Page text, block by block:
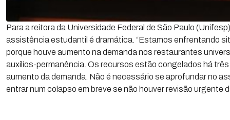
Para a reitora da Universidade Federal de São Paulo
assistência estudantil é dramática. “Estamos enfrentando
porque houve aumento na demanda nos restaurantes
auxílios-permanência. Os recursos estão congelados há
aumento da demanda. Não é necessário se aprofundar no
entrar num colapso em breve se não houver revisão urgente